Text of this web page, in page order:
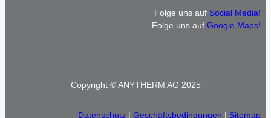
Folge uns auf Social Media!
Folge uns aufGoogle Maps!
Copyright © ANYTHERM AG 2025
Datenschutz |Geschäftsbedingungen | Sitemap